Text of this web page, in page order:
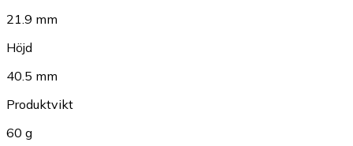
21.9 mm
Höjd
40.5 mm
Produktvikt
60 g